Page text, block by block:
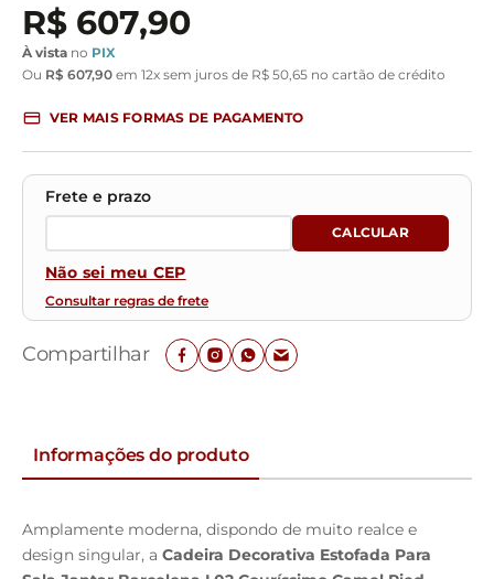
R$ 607,90
À vista no PIX
Ou R$ 607,90 em 12x sem juros de R$ 50 65 no cartão de crédito
VER MAIS FORMAS DE PAGAMENTO
Não sei meu CEP
Consultar regras de frete
Compartilhar
Informações do produto
Amplamente moderna, dispondo de muito realce e
design singular, a Cadeira Decorativa Estofada Para